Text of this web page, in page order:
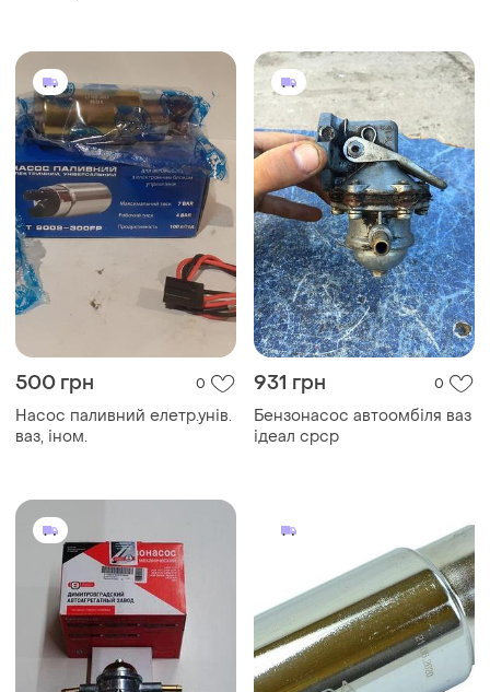
500 грн 0
Насос паливний елетр.унів.
ваз, іном.
931 грн 0
Бензонасос автоомбіля ваз
ідеал срср